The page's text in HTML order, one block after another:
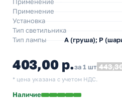
Применение
Установка
Тип светильника
Тип лампы
A (груша); P
403,00 р.за 1 шт
* цена указана с учетом НДС.
Наличие